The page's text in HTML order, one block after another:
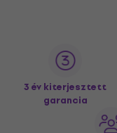
3 év kiterjesztett
garancia